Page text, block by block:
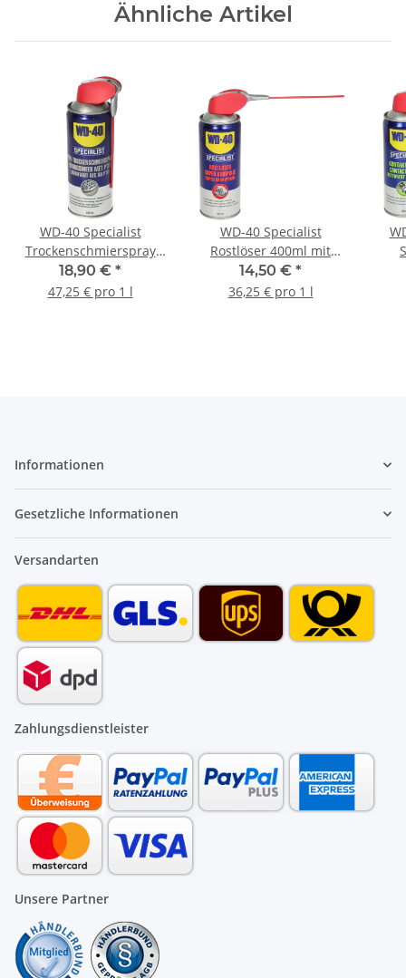
Ähnliche Artikel
WD-40 Specialist
Trockenschmierspray
PTFE 400ml mit Smart
Straw
18,90 € *
47,25 € pro 1 l
WD-40 Specialist
Rostlöser 400ml mit
Smart Straw
14,50 € *
36,25 € pro 1 l
Informationen
Gesetzliche Informationen
Versandarten
Zahlungsdienstleister
Unsere Partner